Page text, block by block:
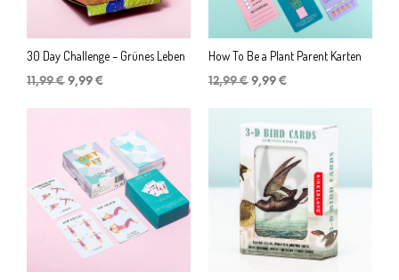
30 Day Challenge – Grünes Leben
11,99€ Ursprünglicher
war:
9,99 €
ist:
How To Be a Plant Parent Karten
12,99€ Ursprünglicher
war:
12,99 €
9,99 €
ist:
9,99 €.